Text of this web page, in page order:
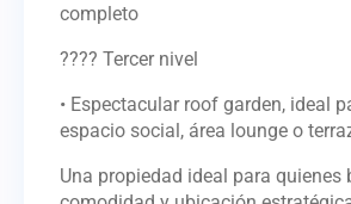
completo
???? Tercer nivel
• Espectacular roof garden, ideal
espacio social, área lounge o
Una propiedad ideal para quienes